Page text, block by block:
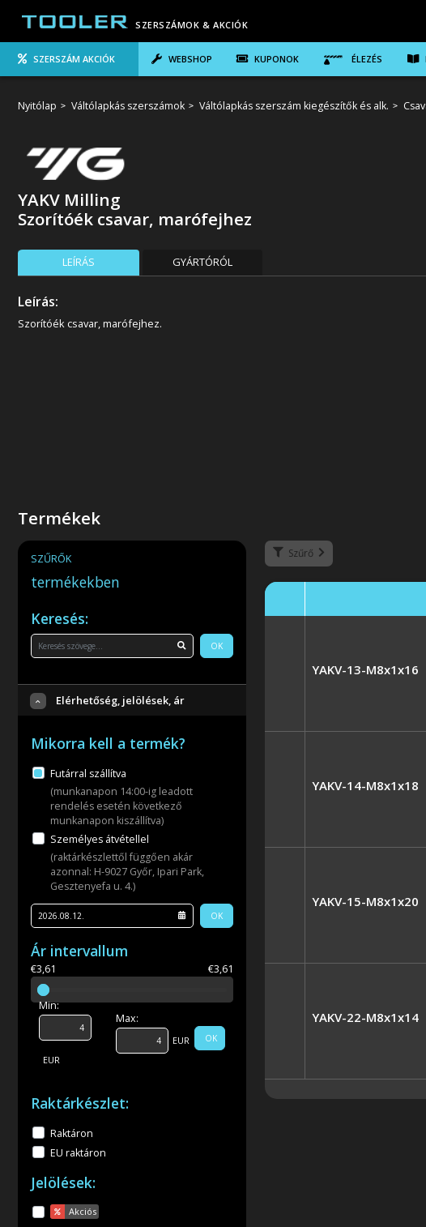
SZERSZÁMOK & AKCIÓK
SZERSZÁM AKCIÓK WEBSHOP KUPONOK ÉLEZÉS
Nyitólap Váltólapkás szerszámok Váltólapkás szerszám kiegészítők és alk.
YAKV Milling
Szorítóék csavar, marófejhez
LEÍRÁS GYÁRTÓRÓL
Leírás:
Szorítóék csavar, marófejhez.
Termékek
SZŰRŐK
termékekben
Keresés:
OK
Elérhetőség, jelölések, ár
Mikorra kell a termék?
Futárral szállítva
(munkanapon 14:00-ig leadott
rendelés esetén következő
munkanapon kiszállítva)
Személyes átvétellel
(raktárkészlettől függően akár
azonnal: H-9027 Győr, Ipari Park,
Gesztenyefa u. 4.)
OK
Ár intervallum
€3,61 €3,61
Min:
EUR
Max:
EUR OK
Raktárkészlet:
Raktáron
EU raktáron
Jelölések:
Akciós
Szűrő
YAKV-13-M8x1x16
YAKV-14-M8x1x18
YAKV-15-M8x1x20
YAKV-22-M8x1x14